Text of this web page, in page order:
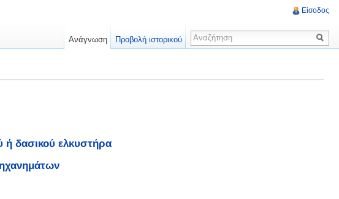
ή δασικού ελκυστήρα
Είσοδος
Ανάγνωση Προβολή ιστορικού